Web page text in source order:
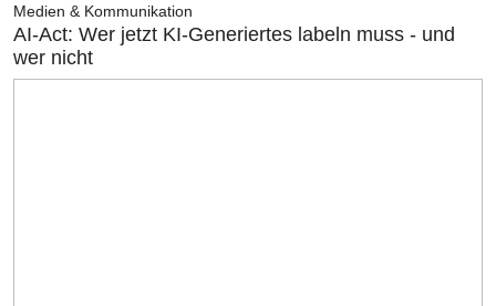
Medien & Kommunikation
AI-Act: Wer jetzt KI-Generiertes labeln muss - und
wer nicht